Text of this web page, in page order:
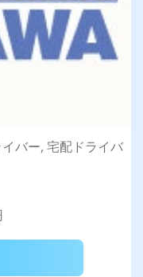
バー, 宅配ドライバ